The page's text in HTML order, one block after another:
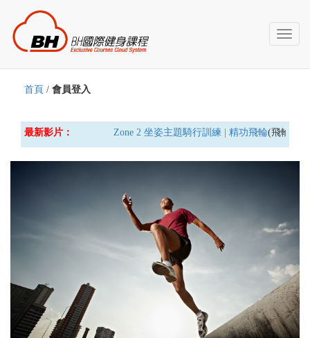
Toggle
首頁 / 會員登入
最新影片： Zone 2 坐姿主題騎行訓練 | 精功飛輪(飛輪車